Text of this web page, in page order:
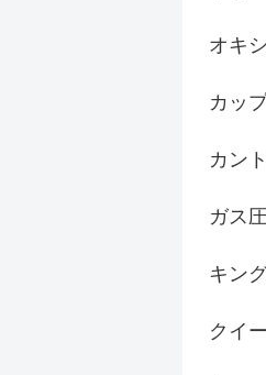
オキ
カッ
カン
ガス
キン
クイ